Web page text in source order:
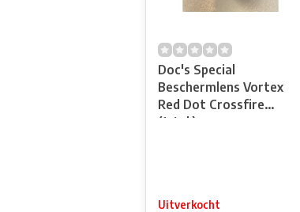
Doc's Special
Beschermlens Vortex
Red Dot Crossfire
(1stuk)
Uitverkocht